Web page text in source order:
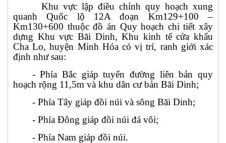
Khu vực lập điều chỉnh quy hoạch xung
quanh Quốc lộ 12A đoạn Km129+100 –
Km130+600 thuộc đồ án Quy hoạch chi tiết xây
dựng Khu vực Bãi Dinh, Khu kinh tế cửa khẩu
Cha Lo, huyện Minh Hóa có vị trí, ranh giới xác
định như sau:
- Phía Bắc giáp tuyến đường liên bản quy
hoạch rộng 11,5m và khu dân cư bản Bãi Dinh;
- Phía Tây giáp đồi núi và sông Bãi Dinh;
- Phía Đông giáp đồi núi đá vôi;
- Phía Nam giáp đồi núi.